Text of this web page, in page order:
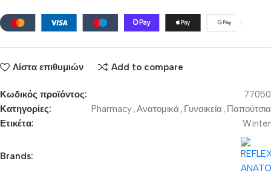
Λίστα επιθυμιών Add to compare
Κωδικός προϊόντος:
77050
Κατηγορίες:
Pharmacy,Ανατομικά , Γυναικεία , Παπούτσια
Ετικέτα:
Winter
Brands: